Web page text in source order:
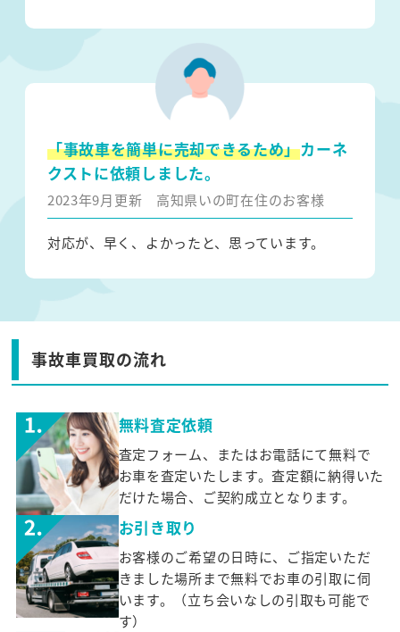
「事故車を簡単に売却できるため」カーネ
クストに依頼しました。
2023年9月更新 高知県いの町在住のお客様
対応が、早く、よかったと、思っています。
事故車買取の流れ
無料査定依頼
査定フォーム、またはお電話にて無料で
お車を査定いたします。査定額に納得いた
だけた場合、ご契約成立となります。
お引き取り
お客様のご希望の日時に、ご指定いただ
きました場所まで無料でお車の引取に伺
います。（立ち会いなしの引取も可能で
す）